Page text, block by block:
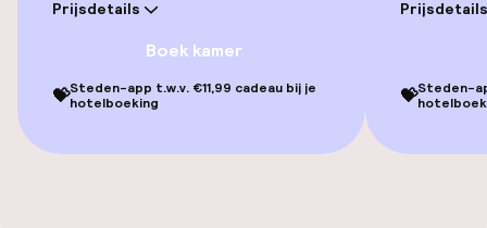
Prijsdetails
Boek kamer
💝Steden-app t.w.v. €11,99 cadeau bij je
hotelboeking
Prijsdetails
💝Steden-